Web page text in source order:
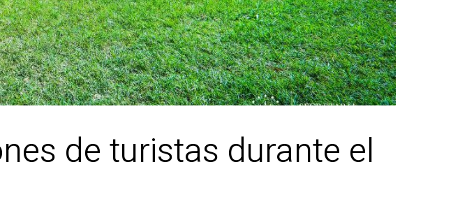
de turistas durante el